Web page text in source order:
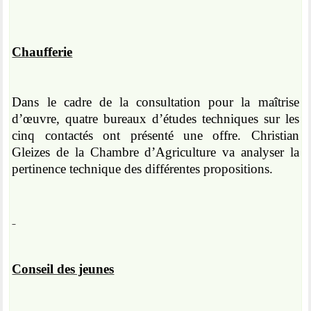
Chaufferie
Dans le cadre de la consultation pour la maîtrise
d’œuvre, quatre bureaux d’études techniques sur les
cinq contactés ont présenté une offre. Christian
Gleizes de la Chambre d’Agriculture va analyser la
pertinence technique des différentes propositions.
Conseil des jeunes